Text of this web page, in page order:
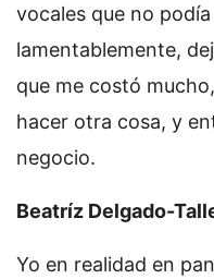
vocales que no
lamentablemente,
que me costó
hacer otra cosa, y
negocio.
Beatríz Delgado-
Yo en realidad en